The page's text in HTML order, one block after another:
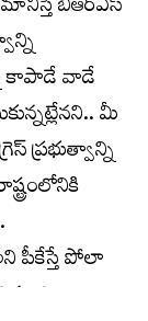
బీఆర్ఎస్
కాపాడే వాడే
మీ
ప్రభుత్వాన్ని
పీకేస్తే పోలా